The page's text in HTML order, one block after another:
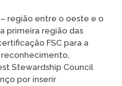
região entre o oeste e o
primeira região das
FSC para a
Stewardship Council
por inserir